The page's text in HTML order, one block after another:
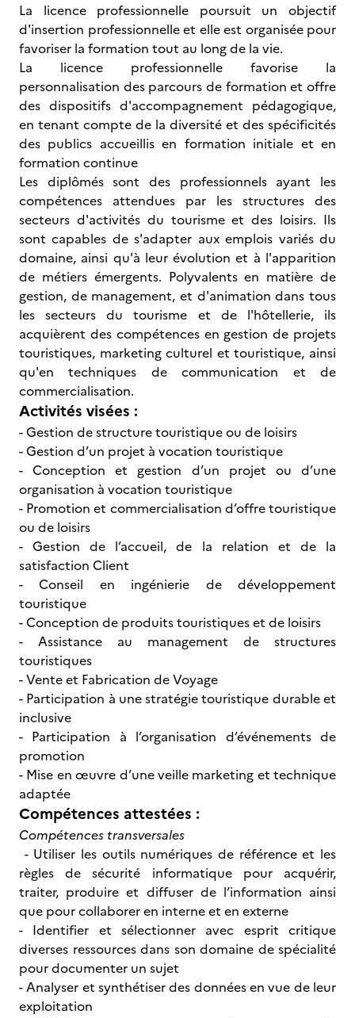
La licence professionnelle poursuit un objectif
d'insertion professionnelle et elle est organisée pour
favoriser la formation tout au long de la vie.
La licence professionnelle favorise la
personnalisation des parcours de formation et offre
des dispositifs d'accompagnement pédagogique,
en tenant compte de la diversité et des spécificités
des publics accueillis en formation initiale et en
formation continue
Les diplômés sont des professionnels ayant les
compétences attendues par les structures des
secteurs d'activités du tourisme et des loisirs. Ils
sont capables de s'adapter aux emplois variés du
domaine, ainsi qu'à leur évolution et à l'apparition
de métiers émergents. Polyvalents en matière de
gestion, de management, et d'animation dans tous
les secteurs du tourisme et de l'hôtellerie, ils
acquièrent des compétences en gestion de projets
touristiques, marketing culturel et touristique, ainsi
qu'en techniques de communication et de
commercialisation.
Activités visées :
- Gestion de structure touristique ou de loisirs
- Gestion d’un projet à vocation touristique
- Conception et gestion d’un projet ou d’une
organisation à vocation touristique
- Promotion et commercialisation d’offre touristique
ou de loisirs
- Gestion de l’accueil, de la relation et de la
satisfaction Client
- Conseil en ingénierie de développement
touristique
- Conception de produits touristiques et de loisirs
- Assistance au management de structures
touristiques
- Vente et Fabrication de Voyage
- Participation à une stratégie touristique durable et
inclusive
- Participation à l’organisation d’événements de
promotion
- Mise en œuvre d’une veille marketing et technique
adaptée
Compétences attestées :
Compétences transversales
- Utiliser les outils numériques de référence et les
règles de sécurité informatique pour acquérir,
traiter, produire et diffuser de l’information ainsi
que pour collaborer en interne et en externe
- Identifier et sélectionner avec esprit critique
diverses ressources dans son domaine de spécialité
pour documenter un sujet
- Analyser et synthétiser des données en vue de leur
exploitation